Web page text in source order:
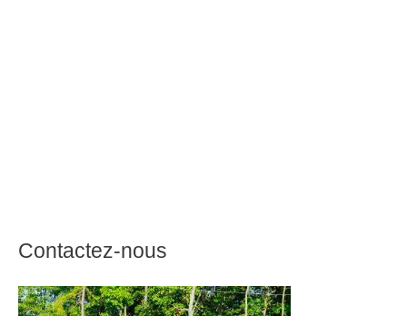
Contactez-nous